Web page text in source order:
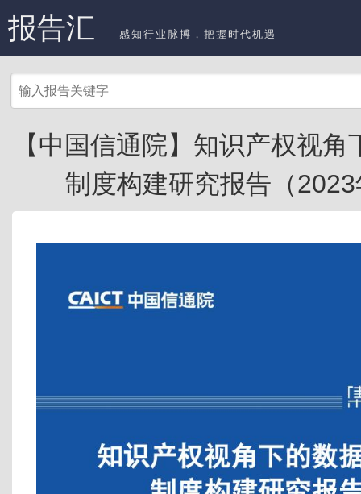
报告汇 感知行业脉搏，把握时代机遇
【中国信通院】知识产权视
制度构建研究报告（